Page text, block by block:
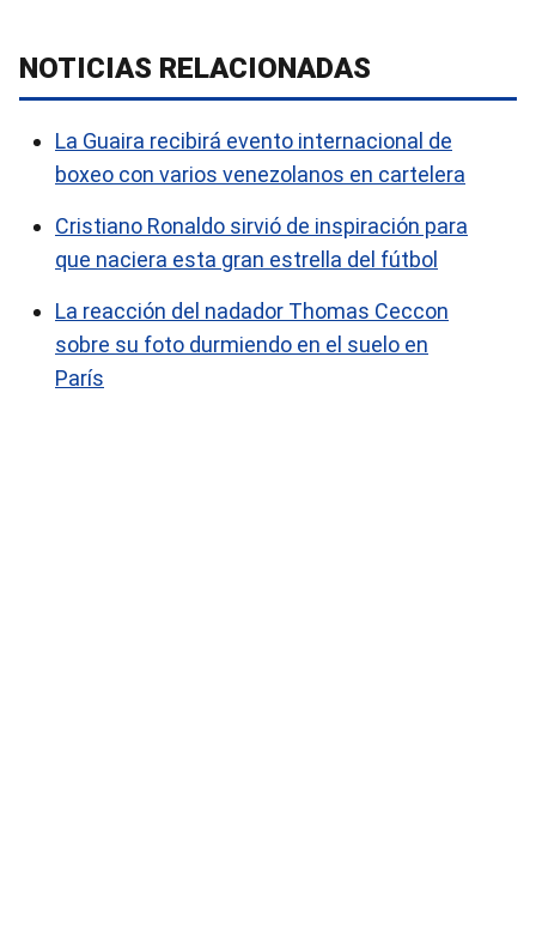
NOTICIAS RELACIONADAS
La Guaira recibirá evento internacional de
boxeo con varios venezolanos en cartelera
Cristiano Ronaldo sirvió de inspiración para
que naciera esta gran estrella del fútbol
La reacción del nadador Thomas Ceccon
sobre su foto durmiendo en el suelo en
París